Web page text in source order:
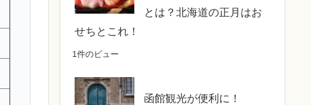
とは？北海道の正月はお
せちとこれ！
1件のビュー
函館観光が便利に！